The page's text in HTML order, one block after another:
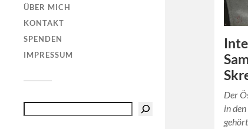
ÜBER MICH
KONTAKT
SPENDEN
IMPRESSUM
Der
in